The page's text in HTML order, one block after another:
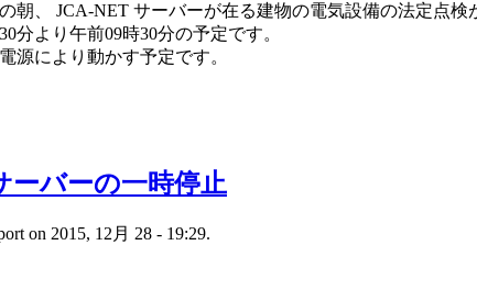
朝、 JCA-NET サーバーが在る建物の電気設備の法定点検
分より午前09時30分の予定です。
源により動かす予定です。
ーバーの一時停止
on 2015, 12月 28 - 19:29.